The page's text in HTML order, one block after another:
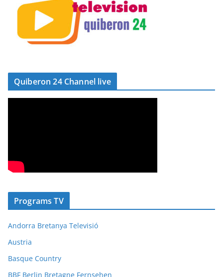
Quiberon 24 Channel live
Programs TV
Andorra Bretanya Televisió
Austria
Basque Country
BBF Berlin Bretagne Fernsehen